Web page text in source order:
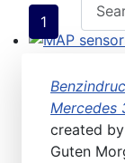
MAP sensor
1
Mercedes
created by
Guten